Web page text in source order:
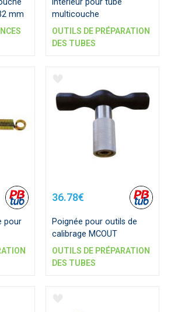
mm
multicouche
OUTILS DE PRÉPARATION
DES TUBES
pour
36.78€
Poignée pour outils de
calibrage MCOUT
OUTILS DE PRÉPARATION
DES TUBES